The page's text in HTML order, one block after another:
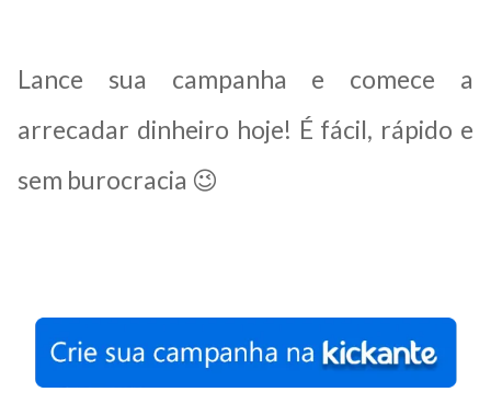
Lance sua campanha e comece a
arrecadar dinheiro hoje! É fácil, rápido e
sem burocracia 😉